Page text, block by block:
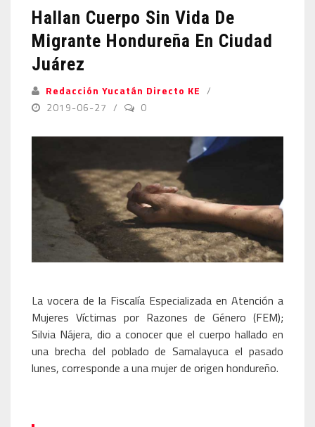
Hallan Cuerpo Sin Vida De
Migrante Hondureña En Ciudad
Juárez
Redacción Yucatán Directo KE
2019-06-27
0
La vocera de la Fiscalía Especializada en Atención a
Mujeres Víctimas por Razones de Género (FEM);
Silvia Nájera, dio a conocer que el cuerpo hallado en
una brecha del poblado de Samalayuca el pasado
lunes, corresponde a una mujer de origen hondureño.